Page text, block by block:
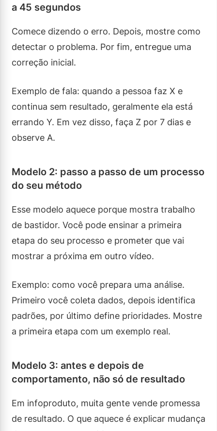
a 45 segundos
Comece dizendo o erro. Depois, mostre como
detectar o problema. Por fim, entregue uma
correção inicial.
Exemplo de fala: quando a pessoa faz X e
continua sem resultado, geralmente ela está
errando Y. Em vez disso, faça Z por 7 dias e
observe A.
Modelo 2: passo a passo de um processo
do seu método
Esse modelo aquece porque mostra trabalho
de bastidor. Você pode ensinar a primeira
etapa do seu processo e prometer que vai
mostrar a próxima em outro vídeo.
Exemplo: como você prepara uma análise.
Primeiro você coleta dados, depois identifica
padrões, por último define prioridades. Mostre
a primeira etapa com um exemplo real.
Modelo 3: antes e depois de
comportamento, não só de resultado
Em infoproduto, muita gente vende promessa
de resultado. O que aquece é explicar mudança